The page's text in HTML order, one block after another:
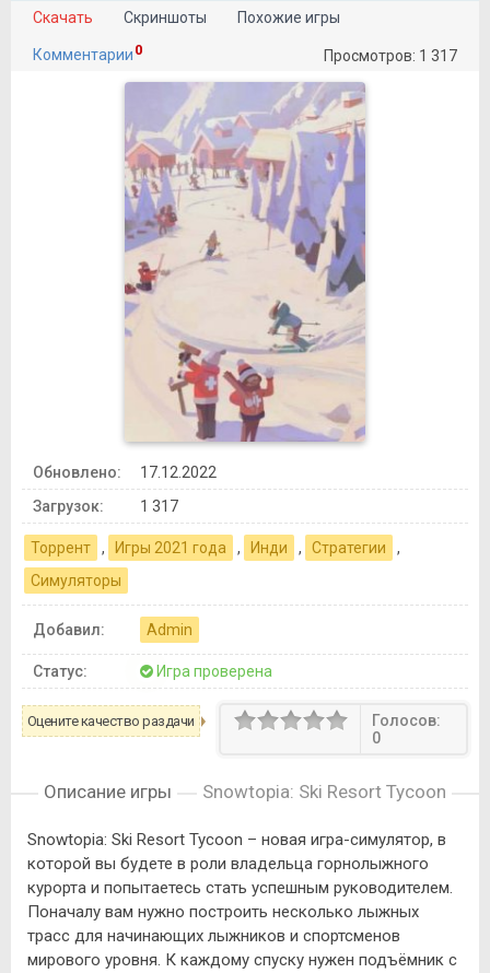
Скачать Скриншоты Похожие игры
Комментарии 0 Просмотров: 1 317
Обновлено:
17.12.2022
Загрузок:
1 317
Торрент , Игры 2021 года , Инди , Стратегии
,
Симуляторы
Добавил: Admin
Статус: Игра проверена
Оцените качество раздачи
Голосов:
0
Описание игры Snowtopia: Ski Resort Tycoon
Snowtopia: Ski Resort Tycoon – новая игра-симулятор, в
которой вы будете в роли владельца горнолыжного
курорта и попытаетесь стать успешным руководителем.
Поначалу вам нужно построить несколько лыжных
трасс для начинающих лыжников и спортсменов
мирового уровня. К каждому спуску нужен подъёмник с